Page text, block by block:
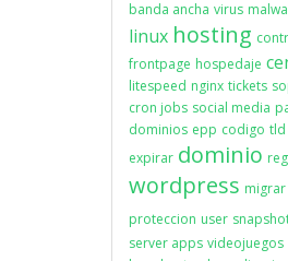
banda ancha virus
linux hosting
frontpage hospedaje
litespeed nginx tickets
cron jobs social media
dominios epp codigo tld
expirar dominio
wordpress migrar
proteccion user
server apps videojuegos